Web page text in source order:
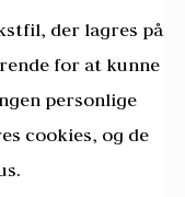
der lagres på
for at kunne
personlige
cookies, og de